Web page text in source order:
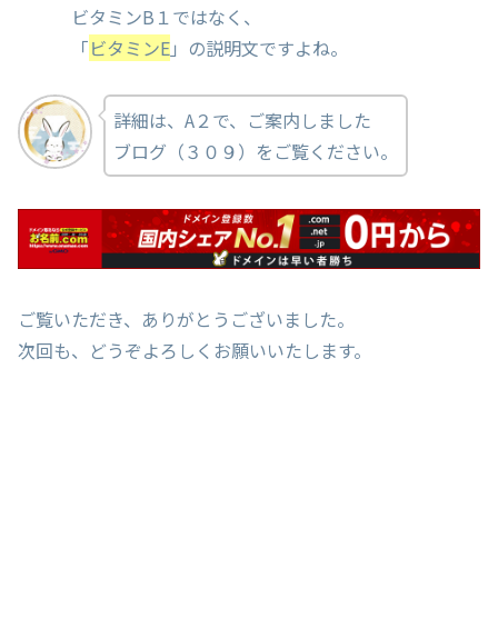
ビタミンB１ではなく、
「ビタミンE」の説明文ですよね。
詳細は、A２で、ご案内しました
ブログ（３０９）をご覧ください。
ご覧いただき、ありがとうございました。
次回も、どうぞよろしくお願いいたします。